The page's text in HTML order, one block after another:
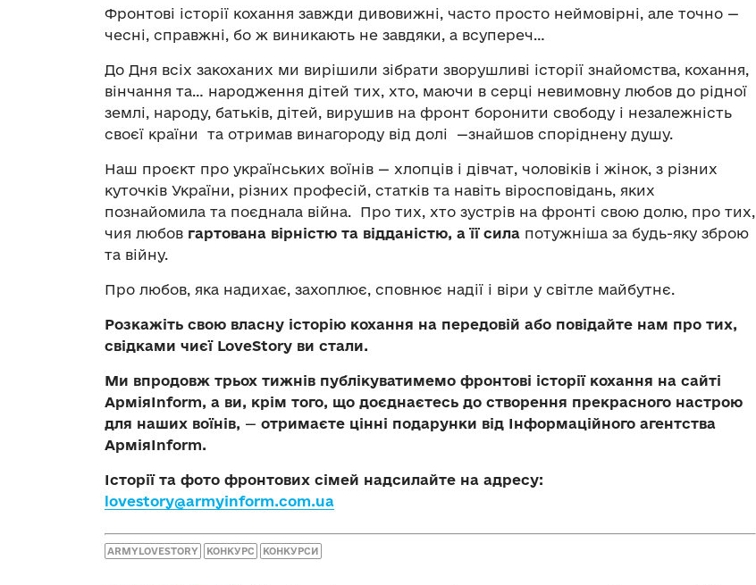
Фронтові історії кохання завжди дивовижні, часто просто неймовірні, але точно —
чесні, справжні, бо ж виникають не завдяки, а всупереч…
До Дня всіх закоханих ми вирішили зібрати зворушливі історії знайомства, кохання,
вінчання та… народження дітей тих, хто, маючи в серці невимовну любов до рідної
землі, народу, батьків, дітей, вирушив на фронт боронити свободу і незалежність
своєї країни та отримав винагороду від долі —знайшов споріднену душу.
Наш проєкт про українських воїнів — хлопців і дівчат, чоловіків і жінок, з різних
куточків України, різних професій, статків та навіть віросповідань, яких
познайомила та поєднала війна. Про тих, хто зустрів на фронті свою долю, про тих,
чия любов гартована вірністю та відданістю, а її сила потужніша за будь-яку зброю
та війну.
Про любов, яка надихає, захоплює, сповнює надії і віри у світле майбутнє.
Розкажіть свою власну історію кохання на передовій або повідайте нам про тих,
свідками чиєї LoveStory ви стали.
Ми впродовж трьох тижнів публікуватимемо фронтові історії кохання на сайті
АрміяInform, а ви, крім того, що доєднаєтесь до створення прекрасного настрою
для наших воїнів, — отримаєте цінні подарунки від Інформаційного агентства
АрміяInform.
Історії та фото фронтових сімей надсилайте на адресу:
lovestory@armyinform.com.ua
ARMYLOVESTORY КОНКУРС КОНКУРСИ